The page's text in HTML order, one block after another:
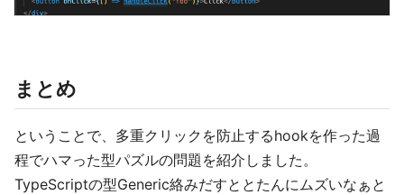
まとめ
ということで、多重クリックを防止するhookを作った過
程でハマった型パズルの問題を紹介しました。
TypeScriptの型Generic絡みだすととたんにムズいなぁと